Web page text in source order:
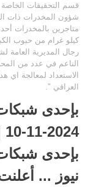
قسم التحقيقات الخاصة
كيلو غرام من حبوب
رجال المديرية
الناعم في عدد من
الاستعداد لمعالجة اي
العراقي ".
بإحدى
بإحدى شبكات
نيوز ...